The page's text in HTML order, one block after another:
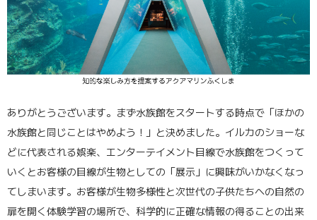
ありがとうございます。まず水族館をスタートする時点で「ほかの
水族館と同じことはやめよう！」と決めました。イルカのショーな
どに代表される娯楽、エンターテイメント目線で水族館をつくって
いくとお客様の目線が生物としての「展示」に興味がいかなくなっ
てしまいます。お客様が生物多様性と次世代の子供たちへの自然の
扉を開く体験学習の場所で、科学的に正確な情報の得ることの出来